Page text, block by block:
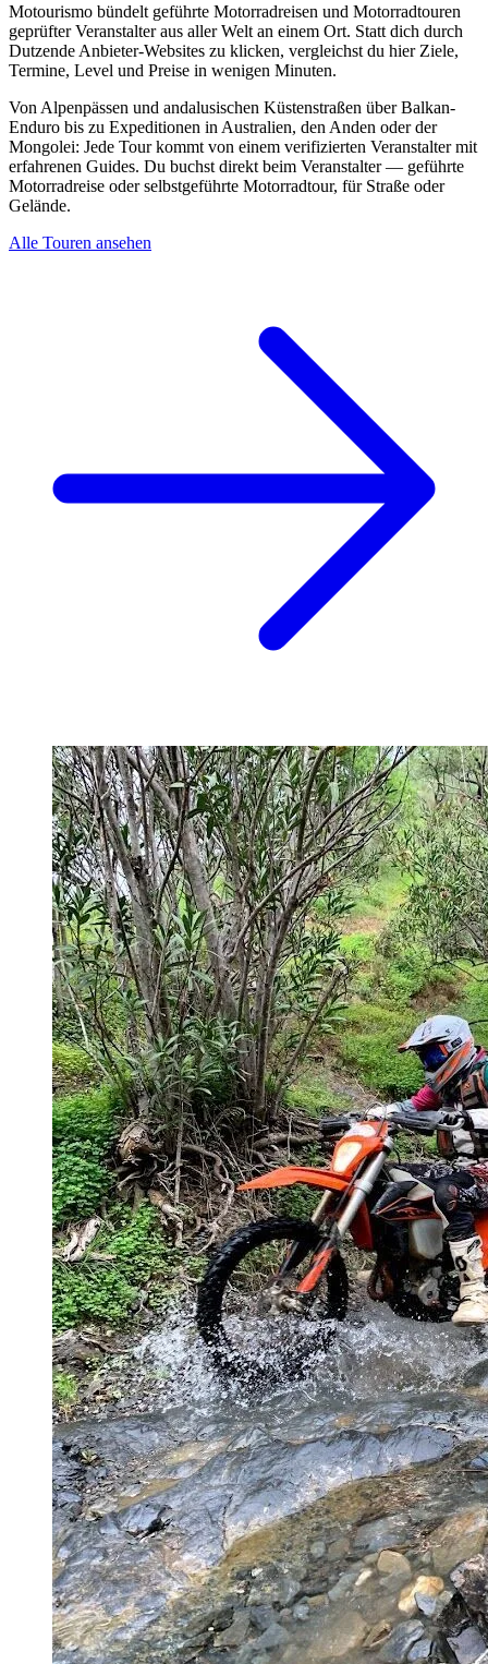
Motourismo bündelt geführte Motorradreisen und Motorradtouren
geprüfter Veranstalter aus aller Welt an einem Ort. Statt dich durch
Dutzende Anbieter-Websites zu klicken, vergleichst du hier Ziele,
Termine, Level und Preise in wenigen Minuten.
Von Alpenpässen und andalusischen Küstenstraßen über Balkan-
Enduro bis zu Expeditionen in Australien, den Anden oder der
Mongolei: Jede Tour kommt von einem verifizierten Veranstalter mit
erfahrenen Guides. Du buchst direkt beim Veranstalter — geführte
Motorradreise oder selbstgeführte Motorradtour, für Straße oder
Gelände.
Alle Touren ansehen